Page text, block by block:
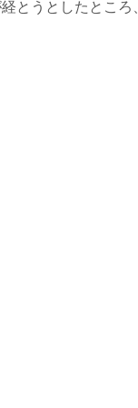
とうとしたとこ